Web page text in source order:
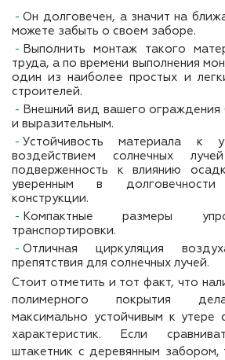
Он долговечен, а значит на
можете забыть о своем заборе.
Выполнить монтаж такого
труда, а по времени выполнения
один из наиболее простых и
строителей.
Внешний вид вашего ограждения
и выразительным.
Устойчивость материала к
воздействием солнечных
подверженность к влиянию
уверенным в
конструкции.
Компактные размеры
транспортировки.
Отличная циркуляция
препятствия для солнечных лучей.
Стоит отметить и тот факт, что
полимерного покрытия
максимально устойчивым к утере
характеристик. Если
штакетник с деревянным